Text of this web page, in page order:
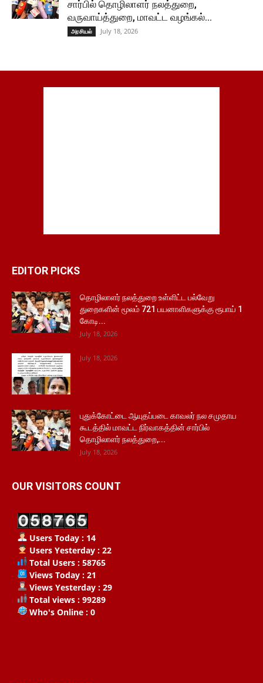
சார்பில் தொழிலாளர் நலத்துறை,
வருவாய்த்துறை, மாவட்ட வழங்கல்...
அரசியல் July 18, 2026
EDITOR PICKS
தொழிலாளர் நலத்துறை உள்ளிட்ட பல்வேறு
துறைகளின் மூலம் 721 பயனாளிகளுக்கு ரூபாய் 1
கோடி...
July 18, 2026
July 18, 2026
புதுக்கோட்டை ஆயுதப்படை காவலர் நல சமுதாய
கூடத்தில் மாவட்ட நிர்வாகத்தின் சார்பில்
தொழிலாளர் நலத்துறை,...
July 18, 2026
OUR VISITORS COUNT
Users Today : 14
Users Yesterday : 22
Total Users : 58765
Views Today : 21
Views Yesterday : 29
Total views : 99289
Who's Online : 0